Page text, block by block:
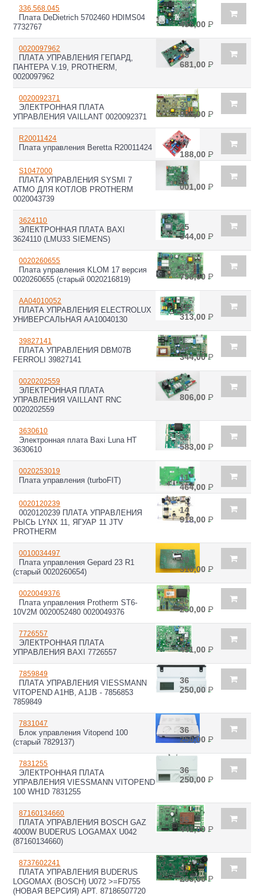
336.568.045
Плата DeDietrich 5702460 HDIMS04
7732767
28
456,00 Р
0020097962
ПЛАТА УПРАВЛЕНИЯ ГЕПАРД,
ПАНТЕРА V.19, PROTHERM,
0020097962
35
681,00 Р
0020092371
ЭЛЕКТРОННАЯ ПЛАТА
УПРАВЛЕНИЯ VAILLANT 0020092371
31
895,00 Р
R20011424
Плата управления Beretta R20011424
27
188,00 Р
S1047000
ПЛАТА УПРАВЛЕНИЯ SYSMI 7
ATMO ДЛЯ КОТЛОВ PROTHERM
0020043739
28
001,00 Р
3624110
ЭЛЕКТРОННАЯ ПЛАТА BAXI
3624110 (LMU33 SIEMENS)
35
344,00 Р
0020260655
Плата управления KLOM 17 версия
0020260655 (старый 0020216819)
33
758,00 Р
AA04010052
ПЛАТА УПРАВЛЕНИЯ ELECTROLUX
УНИВЕРСАЛЬНАЯ AA10040130
16
313,00 Р
39827141
ПЛАТА УПРАВЛЕНИЯ DBM07B
FERROLI 39827141
35
344,00Р
0020202559
ЭЛЕКТРОННАЯ ПЛАТА
УПРАВЛЕНИЯ VAILLANT RNC
0020202559
42
806,00 Р
3630610
Электронная плата Baxi Luna HT
3630610
52
583,00 Р
0020253019
Плата управления (turboFIT)
11
464,00 Р
0020120239
0020120239 ПЛАТА УПРАВЛЕНИЯ
РЫСЬ LYNX 11, ЯГУАР 11 JTV
PROTHERM
14
918,00 Р
0010034497
Плата управления Gepard 23 R1
(старый 0020260654)
29
310,00 Р
0020049376
Плата управления Protherm ST6-
10V2M 0020052480 0020049376
36
250,00 Р
7726557
ЭЛЕКТРОННАЯ ПЛАТА
УПРАВЛЕНИЯ BAXI 7726557
47
451,00 Р
7859849
ПЛАТА УПРАВЛЕНИЯ VIESSMANN
VITOPEND A1HB, A1JB - 7856853
7859849
36
250,00 Р
7831047
Блок управления Vitopend 100
(старый 7829137)
36
250,00 Р
7831255
ЭЛЕКТРОННАЯ ПЛАТА
УПРАВЛЕНИЯ VIESSMANN VITOPEND
100 WH1D 7831255
36
250,00 Р
87160134660
ПЛАТА УПРАВЛЕНИЯ BOSCH GAZ
4000W BUDERUS LOGAMAX U042
(87160134660)
35
441,00 Р
8737602241
ПЛАТА УПРАВЛЕНИЯ BUDERUS
LOGOMAX (BOSCH) U072 >=FD755
(НОВАЯ ВЕРСИЯ) АРТ. 87186507720
32
263,00Р